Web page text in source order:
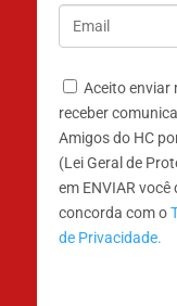
Aceito enviar
receber
Amigos do HC
(Lei Geral de
em ENVIAR você
concorda com o
de Privacidade.